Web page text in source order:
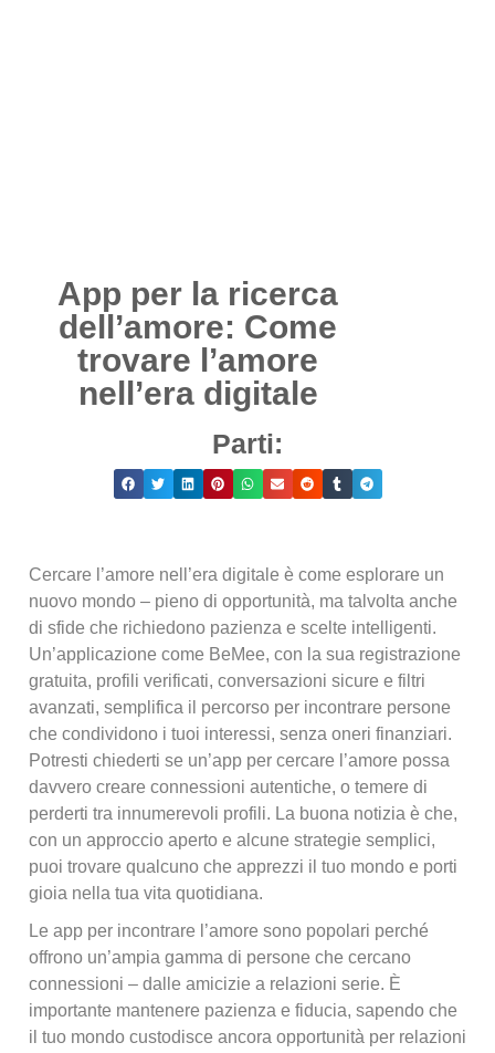
App per la ricerca
dell’amore: Come
trovare l’amore
nell’era digitale
Parti:
Cercare l’amore nell’era digitale è come esplorare un
nuovo mondo – pieno di opportunità, ma talvolta anche
di sfide che richiedono pazienza e scelte intelligenti.
Un’applicazione come BeMee, con la sua registrazione
gratuita, profili verificati, conversazioni sicure e filtri
avanzati, semplifica il percorso per incontrare persone
che condividono i tuoi interessi, senza oneri finanziari.
Potresti chiederti se un’app per cercare l’amore possa
davvero creare connessioni autentiche, o temere di
perderti tra innumerevoli profili. La buona notizia è che,
con un approccio aperto e alcune strategie semplici,
puoi trovare qualcuno che apprezzi il tuo mondo e porti
gioia nella tua vita quotidiana.
Le app per incontrare l’amore sono popolari perché
offrono un’ampia gamma di persone che cercano
connessioni – dalle amicizie a relazioni serie. È
importante mantenere pazienza e fiducia, sapendo che
il tuo mondo custodisce ancora opportunità per relazioni